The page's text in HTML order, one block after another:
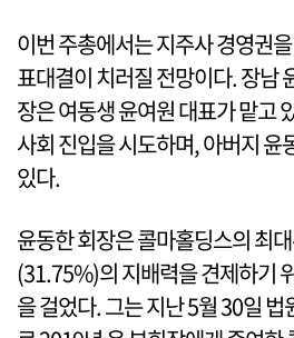
이번 주총에서는 지주사 경영권
표대결이 치러질 전망이다. 장남
장은 여동생 윤여원 대표가 맡고
사회 진입을 시도하며, 아버지 윤
있다.
윤동한 회장은 콜마홀딩스의 최
(31.75%)의 지배력을 견제하기
을 걸었다. 그는 지난 5월 30일